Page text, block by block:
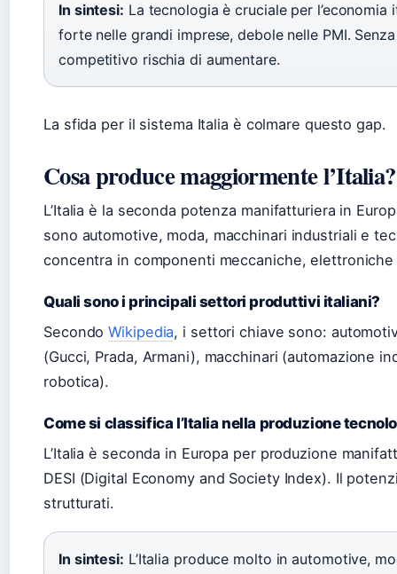
In sintesi: La tecnologia è cruciale per l’economia
forte nelle grandi imprese, debole nelle PMI.
competitivo rischia di aumentare.
La sfida per il sistema Italia è colmare questo gap.
Cosa produce maggiormente l’Italia?
L’Italia è la seconda potenza manifatturiera in
sono automotive, moda, macchinari industriali e
concentra in componenti meccaniche,
Quali sono i principali settori produttivi italiani?
SecondoWikipedia, i settori chiave sono:
(Gucci, Prada, Armani), macchinari (automazione
robotica).
Come si classifica l’Italia nella produzione
L’Italia è seconda in Europa per produzione
DESI (Digital Economy and Society Index). Il
strutturati.
In sintesi: L’Italia produce molto in automotive,